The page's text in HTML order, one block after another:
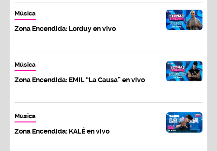
Música
Zona Encendida: Lorduy en vivo
Música
Zona Encendida: EMIL “La Causa” en vivo
Música
Zona Encendida: KALÉ en vivo